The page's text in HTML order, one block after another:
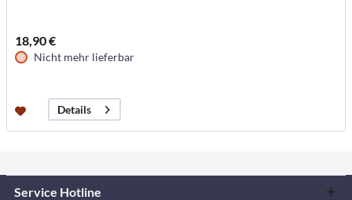
18,90 €
Nicht mehr lieferbar
Details
Service Hotline